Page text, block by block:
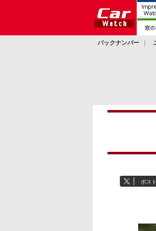
バックナンバー
ポスト